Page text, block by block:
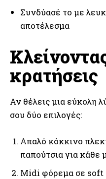
Συνδύασέ το με
αποτέλεσμα
κρατήσεις
Αν θέλεις μια εύκολη
σου δύο επιλογές:
Απαλό κόκκινο
παπούτσια για κάθε
Midi φόρεμα σε soft